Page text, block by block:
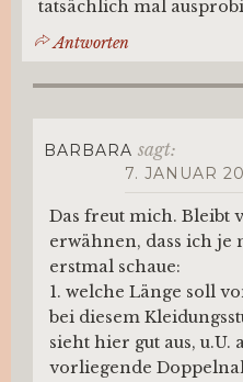
tatsächlich mal
Antworten
BARBARA sagt:
7. JANUAR
Das freut mich. Bleibt
erwähnen, dass ich je
erstmal schaue:
1. welche Länge soll
bei diesem
sieht hier gut aus, u.U.
vorliegende